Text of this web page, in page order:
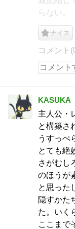
らない。
ナイス
コメント
KASUKA
主人公・
と構築さ
うすっぺ
とても絶
さがむし
のほうが
と思った
隠すかた
た。いく
ここまで